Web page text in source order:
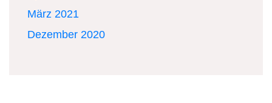
März 2021
Dezember 2020